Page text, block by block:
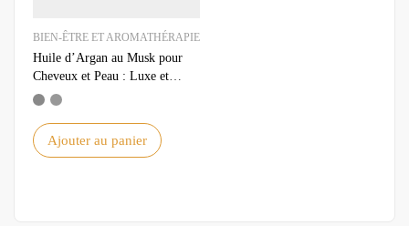
BIEN-ÊTRE ET AROMATHÉRAPIE
Huile d’Argan au Musk pour
Cheveux et Peau : Luxe et
Hydratation Naturelle
Ajouter au panier